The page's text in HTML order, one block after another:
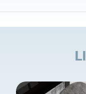
LI